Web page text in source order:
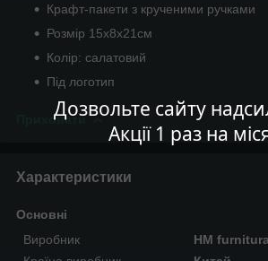
Дозвольте сайту
Акції 1 раз на
Крафт-пакети з крученими ручками
Розмір 15х8х21см
Колір: салатовий
Під логотип
Приховати
Характеристики
Основні
Виробник
HM furnitura